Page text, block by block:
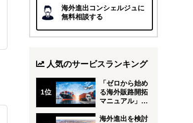
海外進出コンシェルジュに
無料相談する
人気のサービスランキング
「ゼロから始め
る海外販路開拓
マニュアル」〜
海外進出を検討